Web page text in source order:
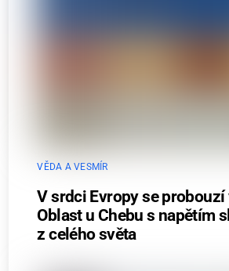
VĚDA A VESMÍR
V srdci Evropy se probouzí
Oblast u Chebu s napětím
z celého světa